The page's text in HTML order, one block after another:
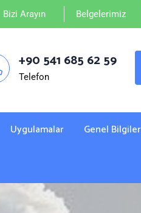
Bizi Arayın Belgelerimiz
+90 541 685 62 59
Telefon
Uygulamalar Genel Bilgiler